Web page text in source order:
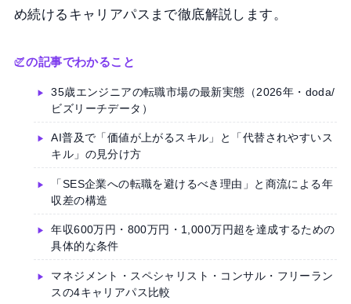
め続けるキャリアパスまで徹底解説します。
この記事でわかること
35歳エンジニアの転職市場の最新実態（2026年・doda/
ビズリーチデータ）
AI普及で「価値が上がるスキル」と「代替されやすいス
キル」の見分け方
「SES企業への転職を避けるべき理由」と商流による年
収差の構造
年収600万円・800万円・1,000万円超を達成するための
具体的な条件
マネジメント・スペシャリスト・コンサル・フリーラン
スの4キャリアパス比較